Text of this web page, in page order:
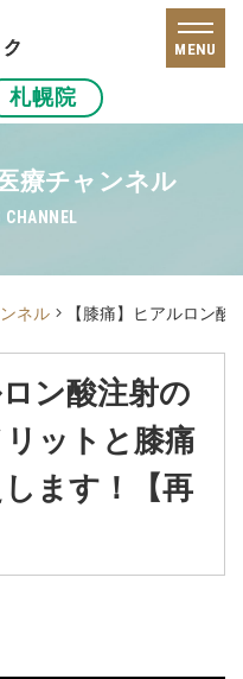
札幌院
MENU
療チャンネル
CHANNEL
ネル 【膝痛】ヒアルロン
ン酸注射の
ットと膝痛
ます！【再